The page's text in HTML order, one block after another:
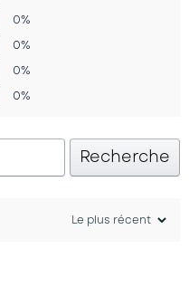
0%
0%
0%
0%
Recherche